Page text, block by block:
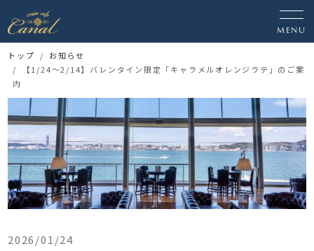
MENU
トップ
お知らせ
【1/24〜2/14】バレンタイン限定「キャラメルオレンジラテ」のご案
内
2026/01/24